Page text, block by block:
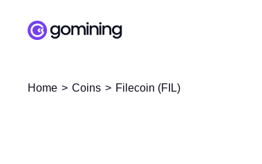
Home Coins Filecoin (FIL)